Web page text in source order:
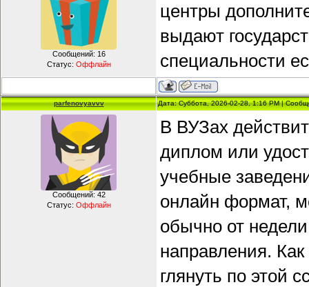
Сообщений: 16
Статус: Оффлайн
центры
выдают
специальности
parfenovyavvv Дата: Суббота, 2026-02-28, 1:16 PM |
Сообщений: 42
Статус: Оффлайн
В ВУЗах
диплом или
учебные
онлайн формат,
обычно от
направления.
глянуть по этой